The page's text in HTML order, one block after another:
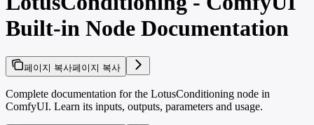
Built-in Node Documentation
페이지 복사페이지 복사
Complete documentation for the LotusConditioning node in
ComfyUI. Learn its inputs, outputs, parameters and usage.